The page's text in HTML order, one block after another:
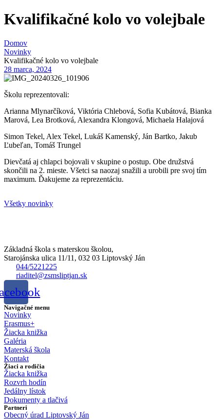
Kvalifikačné kolo vo volejbale
Domov
Novinky
Kvalifikačné kolo vo volejbale
28 marca, 2024
Školu reprezentovali:
Arianna Mlynarčíková, Viktória Chlebová, Sofia Kubátová, Bianka
Marová, Lea Brotková, Alexandra Klongová, Michaela Halajová
Simon Tekel, Alex Tekel, Lukáš Kamenský, Ján Bartko, Jakub
Ľubeľan, Tomáš Trungel
Dievčatá aj chlapci bojovali v skupine o postup. Obe družstvá
skončili na 2. mieste. Všetci sa naozaj snažili a urobili pre svoj tím
maximum. Ďakujeme za reprezentáciu.
Všetky novinky
Základná škola s materskou školou,
Starojánska ulica 11/11, 032 03 Liptovský Ján
044/5221225
riaditel@zsmsliptjan.sk
Navigačné menu
Novinky
Erasmus+
Žiacka knižka
Galéria
Materská škola
Kontakt
Žiaci a rodičia
Žiacka knižka
Rozvrh hodín
Jedálny lístok
Dokumenty a tlačivá
Partneri
Obecný úrad Liptovský Ján